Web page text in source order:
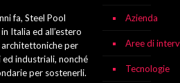
fa, Steel Pool
Italia ed all’estero
per
industriali, nonché
per sostenerli.
Azienda
Aree di
Tecnologie